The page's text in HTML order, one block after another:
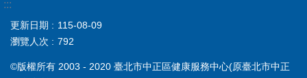
:::
更新日期
115-08-09
瀏覽人次
792
©版權所有 2003 - 2020 臺北市中正區健康服務中心(原臺北市中正